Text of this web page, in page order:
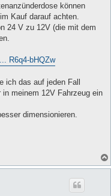
können
Kauf darauf achten.
24 V zu 12V (die mit dem
R6q4-bHQZw
ich das auf jeden Fall
meinem 12V Fahrzeug ein
dimensionieren.